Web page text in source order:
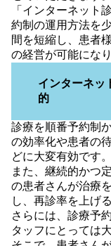
「インターネット
約制の運用方法を
間を短縮し、患者
の経営が可能になり
インターネッ
的
診療を順番予約制
の効率化や患者の
どに大変有効です。
また、継続的かつ
の患者さんが治療
し、再診率を上げ
さらには、診療予
タッフにとっては